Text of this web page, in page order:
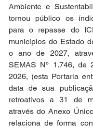
Ambiente e
tornou público os
para o repasse do
municípios do Estado
o ano de 2027,
SEMAS Nº 1.746, de
2026, (esta Portaria
data de sua
retroativos a 31 de
através do Anexo
relaciona de forma